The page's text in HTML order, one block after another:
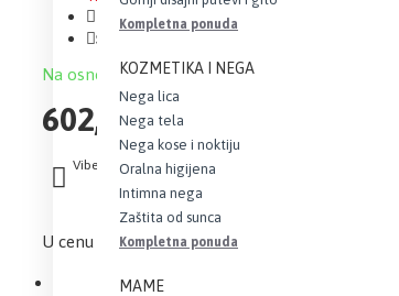
Kompletna ponuda
KOZMETIKA I NEGA
Nega lica
Nega tela
Nega kose i noktiju
Oralna higijena
Intimna nega
Zaštita od sunca
Kompletna ponuda
MAME
Brand: Livsane
Šifra:
Na osnovu 0 recenzija. - Napišite recenziju
602,16 RSD
Viber Whatsapp
U cenu je uračunat iznos PDV-a